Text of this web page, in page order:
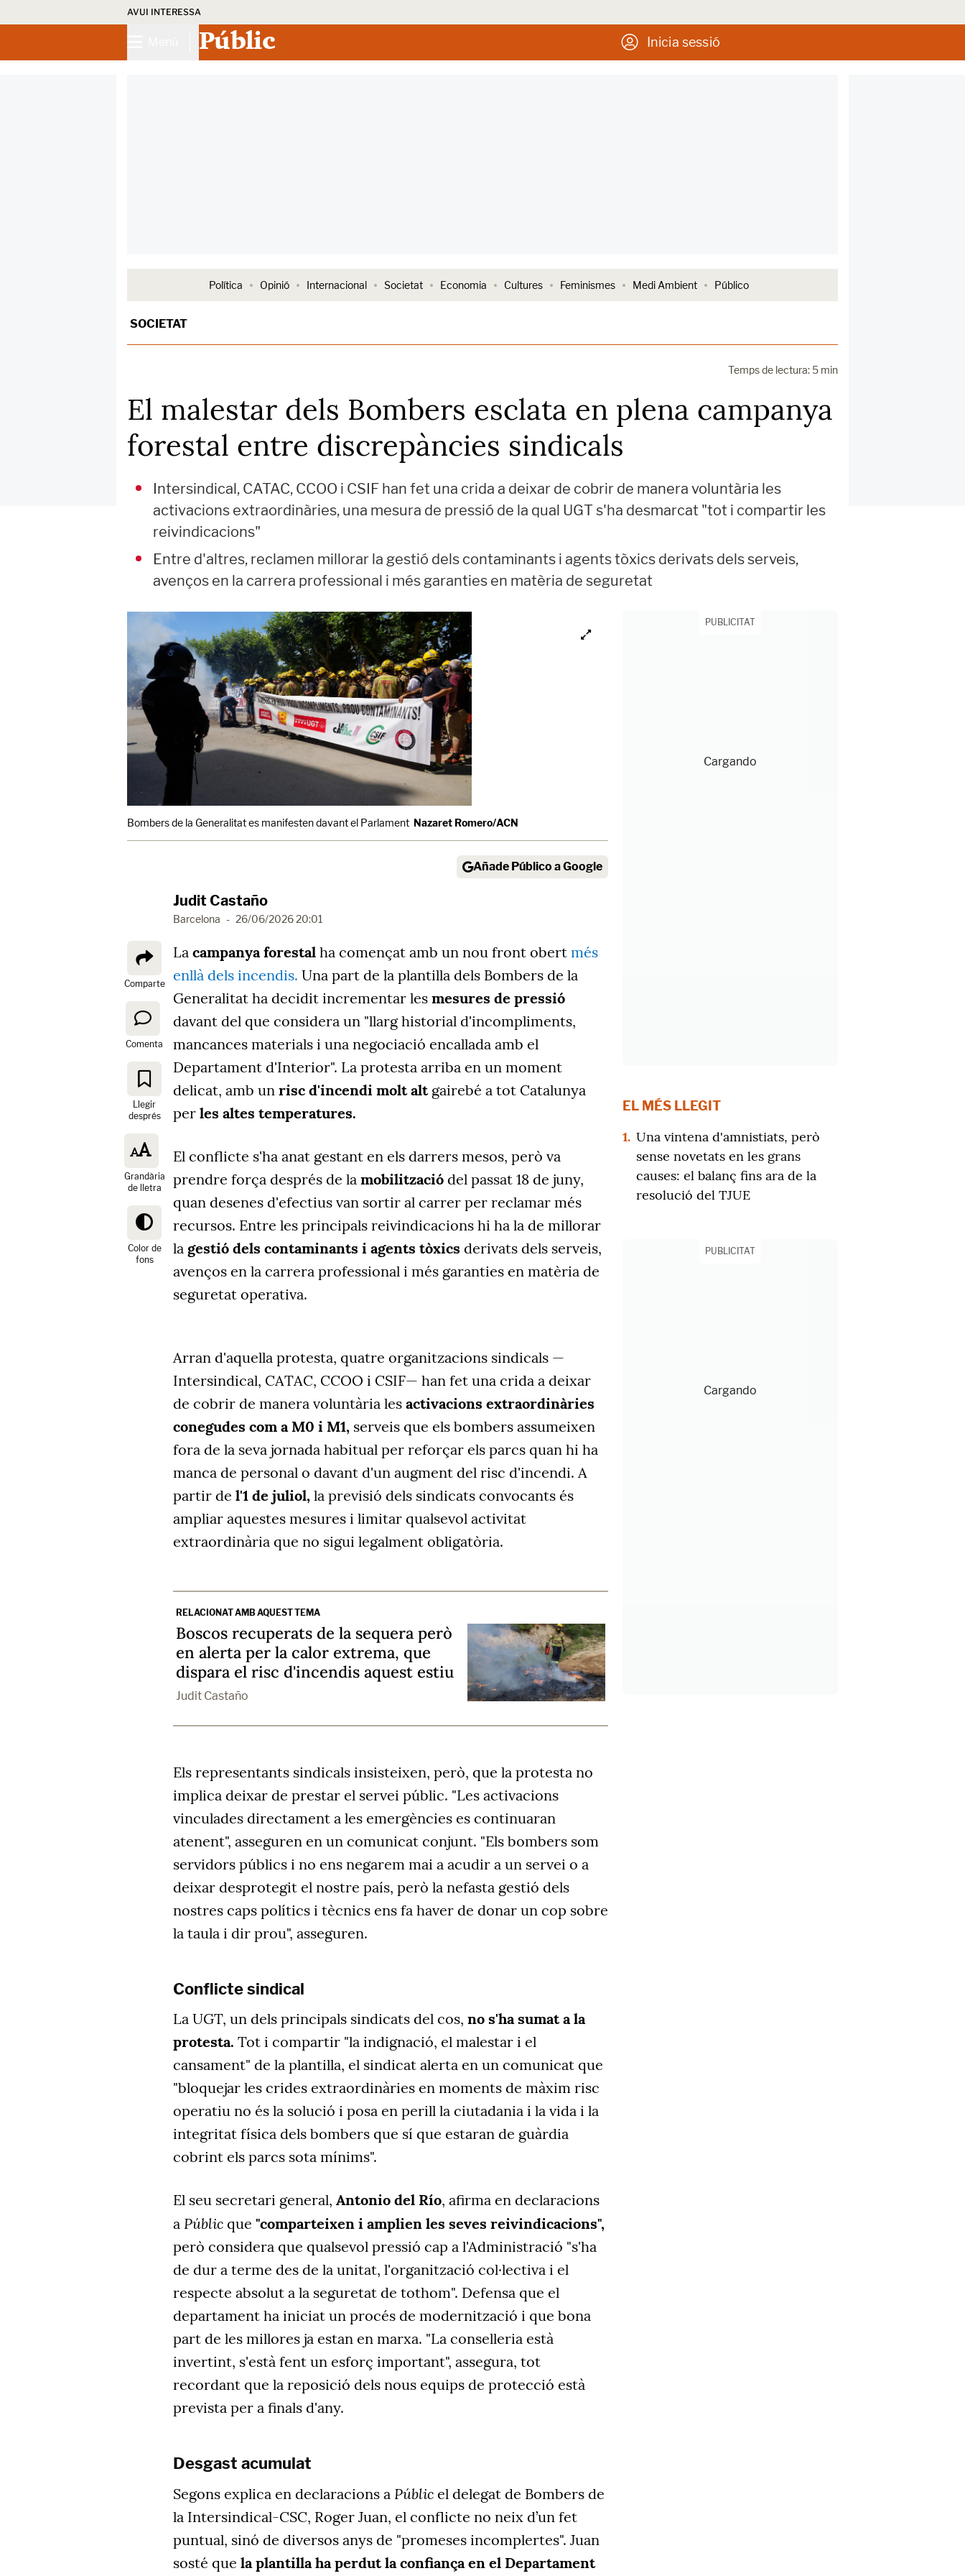
AVUI INTERESSA
Públic Inicia sessió
Política Opinió Internacional Societat Economia Cultures Feminismes Medi Ambient Público
SOCIETAT
Temps de lectura: 5 min
El malestar dels Bombers esclata en plena campanya
forestal entre discrepàncies sindicals
Intersindical, CATAC, CCOO i CSIF han fet una crida a deixar de cobrir de manera voluntària les
activacions extraordinàries, una mesura de pressió de la qual UGT s'ha desmarcat "tot i compartir les
reivindicacions"
Entre d'altres, reclamen millorar la gestió dels contaminants i agents tòxics derivats dels serveis,
avenços en la carrera professional i més garanties en matèria de seguretat
Bombers de la Generalitat es manifesten davant el Parlament Nazaret Romero/ACN
Añade Público a Google
Judit Castaño
Barcelona - 26/06/2026 20:01
Comparte
Comenta
Llegir
després
Grandària
de lletra
Color de
fons
La campanya forestal ha començat amb un nou front obert més
enllà dels incendis. Una part de la plantilla dels Bombers de la
Generalitat ha decidit incrementar les mesures de pressió
davant del que considera un "llarg historial d'incompliments,
mancances materials i una negociació encallada amb el
Departament d'Interior". La protesta arriba en un moment
delicat, amb un risc d'incendi molt alt gairebé a tot Catalunya
per les altes temperatures.
El conflicte s'ha anat gestant en els darrers mesos, però va
prendre força després de la mobilització del passat 18 de juny,
quan desenes d'efectius van sortir al carrer per reclamar més
recursos. Entre les principals reivindicacions hi ha la de millorar
la gestió dels contaminants i agents tòxics derivats dels serveis,
avenços en la carrera professional i més garanties en matèria de
seguretat operativa.
Arran d'aquella protesta, quatre organitzacions sindicals —
Intersindical, CATAC, CCOO i CSIF— han fet una crida a deixar
de cobrir de manera voluntària les activacions extraordinàries
conegudes com a M0 i M1, serveis que els bombers assumeixen
fora de la seva jornada habitual per reforçar els parcs quan hi ha
manca de personal o davant d'un augment del risc d'incendi. A
partir de l'1 de juliol, la previsió dels sindicats convocants és
ampliar aquestes mesures i limitar qualsevol activitat
extraordinària que no sigui legalment obligatòria.
RELACIONAT AMB AQUEST TEMA
Boscos recuperats de la sequera però
en alerta per la calor extrema, que
dispara el risc d'incendis aquest estiu
Judit Castaño
Els representants sindicals insisteixen, però, que la protesta no
implica deixar de prestar el servei públic. "Les activacions
vinculades directament a les emergències es continuaran
atenent", asseguren en un comunicat conjunt. "Els bombers som
servidors públics i no ens negarem mai a acudir a un servei o a
deixar desprotegit el nostre país, però la nefasta gestió dels
nostres caps polítics i tècnics ens fa haver de donar un cop sobre
la taula i dir prou", asseguren.
Conflicte sindical
La UGT, un dels principals sindicats del cos, no s'ha sumat a la
protesta. Tot i compartir "la indignació, el malestar i el
cansament" de la plantilla, el sindicat alerta en un comunicat que
"bloquejar les crides extraordinàries en moments de màxim risc
operatiu no és la solució i posa en perill la ciutadania i la vida i la
integritat física dels bombers que sí que estaran de guàrdia
cobrint els parcs sota mínims".
El seu secretari general, Antonio del Río, afirma en declaracions
a Públic que "comparteixen i amplien les seves reivindicacions",
però considera que qualsevol pressió cap a l'Administració "s'ha
de dur a terme des de la unitat, l'organització col·lectiva i el
respecte absolut a la seguretat de tothom". Defensa que el
departament ha iniciat un procés de modernització i que bona
part de les millores ja estan en marxa. "La conselleria està
invertint, s'està fent un esforç important", assegura, tot
recordant que la reposició dels nous equips de protecció està
prevista per a finals d'any.
Desgast acumulat
Segons explica en declaracions a Públic el delegat de Bombers de
la Intersindical-CSC, Roger Juan, el conflicte no neix d’un fet
puntual, sinó de diversos anys de "promeses incomplertes". Juan
sosté que la plantilla ha perdut la confiança en el Departament
PUBLICITAT
EL MÉS LLEGIT
1. Una vintena d'amnistiats, però
sense novetats en les grans
causes: el balanç fins ara de la
resolució del TJUE
PUBLICITAT